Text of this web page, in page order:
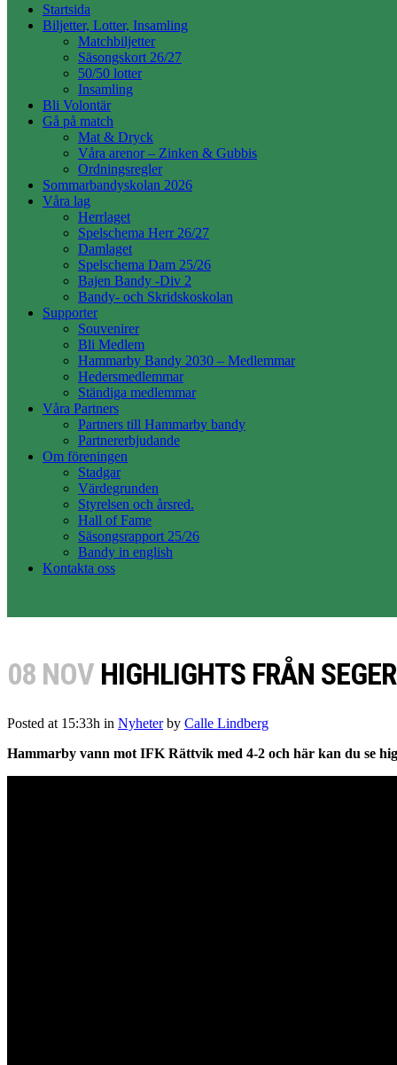
Startsida
Biljetter, Lotter, Insamling
Matchbiljetter
Säsongskort 26/27
50/50 lotter
Insamling
Bli Volontär
Gå på match
Mat & Dryck
Våra arenor – Zinken & Gubbis
Ordningsregler
Sommarbandyskolan 2026
Våra lag
Herrlaget
Spelschema Herr 26/27
Damlaget
Spelschema Dam 25/26
Bajen Bandy -Div 2
Bandy- och Skridskoskolan
Supporter
Souvenirer
Bli Medlem
Hammarby Bandy 2030 – Medlemmar
Hedersmedlemmar
Ständiga medlemmar
Våra Partners
Partners till Hammarby bandy
Partnererbjudande
Om föreningen
Stadgar
Värdegrunden
Styrelsen och årsred.
Hall of Fame
Säsongsrapport 25/26
Bandy in english
Kontakta oss
08 NOV HIGHLIGHTS FRÅN
Posted at 15:33h in Nyheter by Calle Lindberg
Hammarby vann mot IFK Rättvik med 4-2 och här kan du se